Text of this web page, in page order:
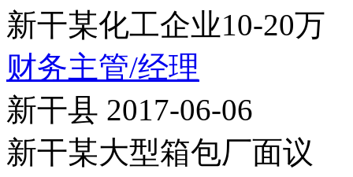
新干某化工企业10-20万
财务主管/经理
新干县 2017-06-06
新干某大型箱包厂面议